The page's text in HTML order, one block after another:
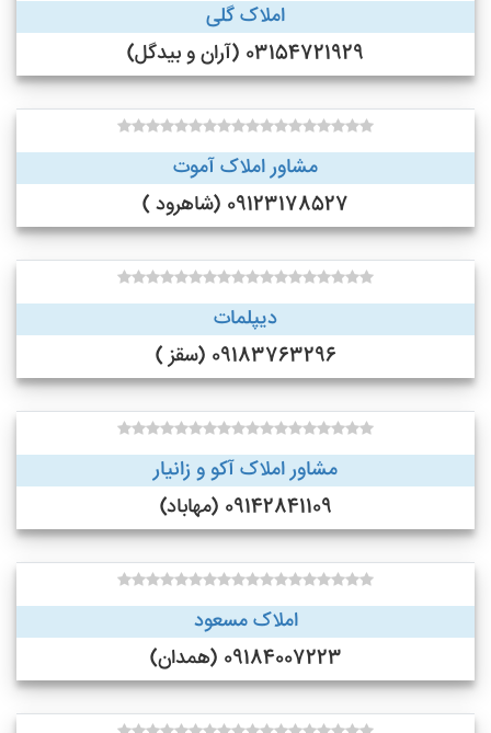
املاک گلی
03154721929 (آران و بیدگل)
مشاور املاک آموت
09123178527 (شاهرود )
دیپلمات
09183763296 (سقز )
مشاور املاک آکو و زانیار
09142841109 (مهاباد)
املاک مسعود
09184007223 (همدان)